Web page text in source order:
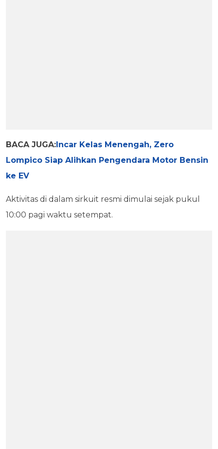
BACA JUGA:Incar Kelas Menengah, Zero
Lompico Siap Alihkan Pengendara Motor Bensin
ke EV
Aktivitas di dalam sirkuit resmi dimulai sejak pukul
10:00 pagi waktu setempat.